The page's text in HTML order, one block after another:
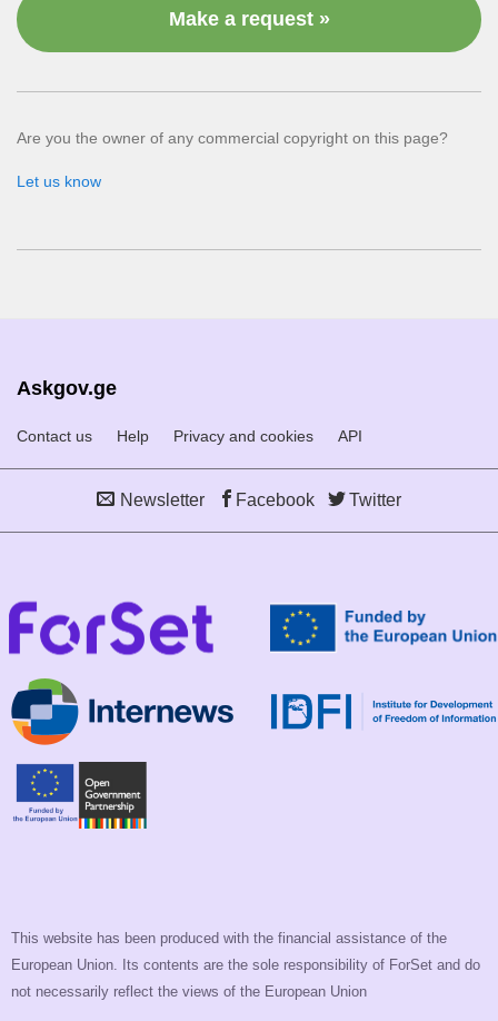
Make a request »
Are you the owner of any commercial copyright on this page?
Let us know
Askgov.ge
Contact us Help Privacy and cookies API
Newsletter Facebook Twitter
This website has been produced with the financial assistance of the
European Union. Its contents are the sole responsibility of ForSet and do
not necessarily reflect the views of the European Union